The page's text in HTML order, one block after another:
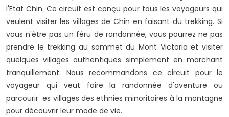
l'Etat Chin. Ce circuit est conçu pour tous les voyageurs qui
veulent visiter les villages de Chin en faisant du trekking. Si
vous n'être pas un féru de randonnée, vous pourrez ne pas
prendre le trekking au sommet du Mont Victoria et visiter
quelques villages authentiques simplement en marchant
tranquillement. Nous recommandons ce circuit pour le
voyageur qui veut faire la randonnée d'aventure ou
parcourir es villages des ethnies minoritaires à la montagne
pour découvrir leur mode de vie.